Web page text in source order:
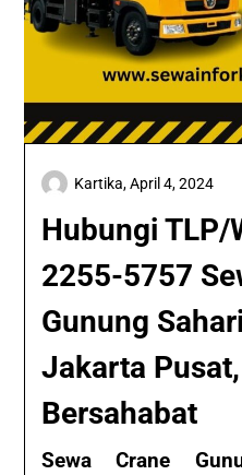
Hubungi TLP/
2255-5757
Gunung
Jakarta
Bersahabat
Kartika,April 4, 2024
Sewa Crane